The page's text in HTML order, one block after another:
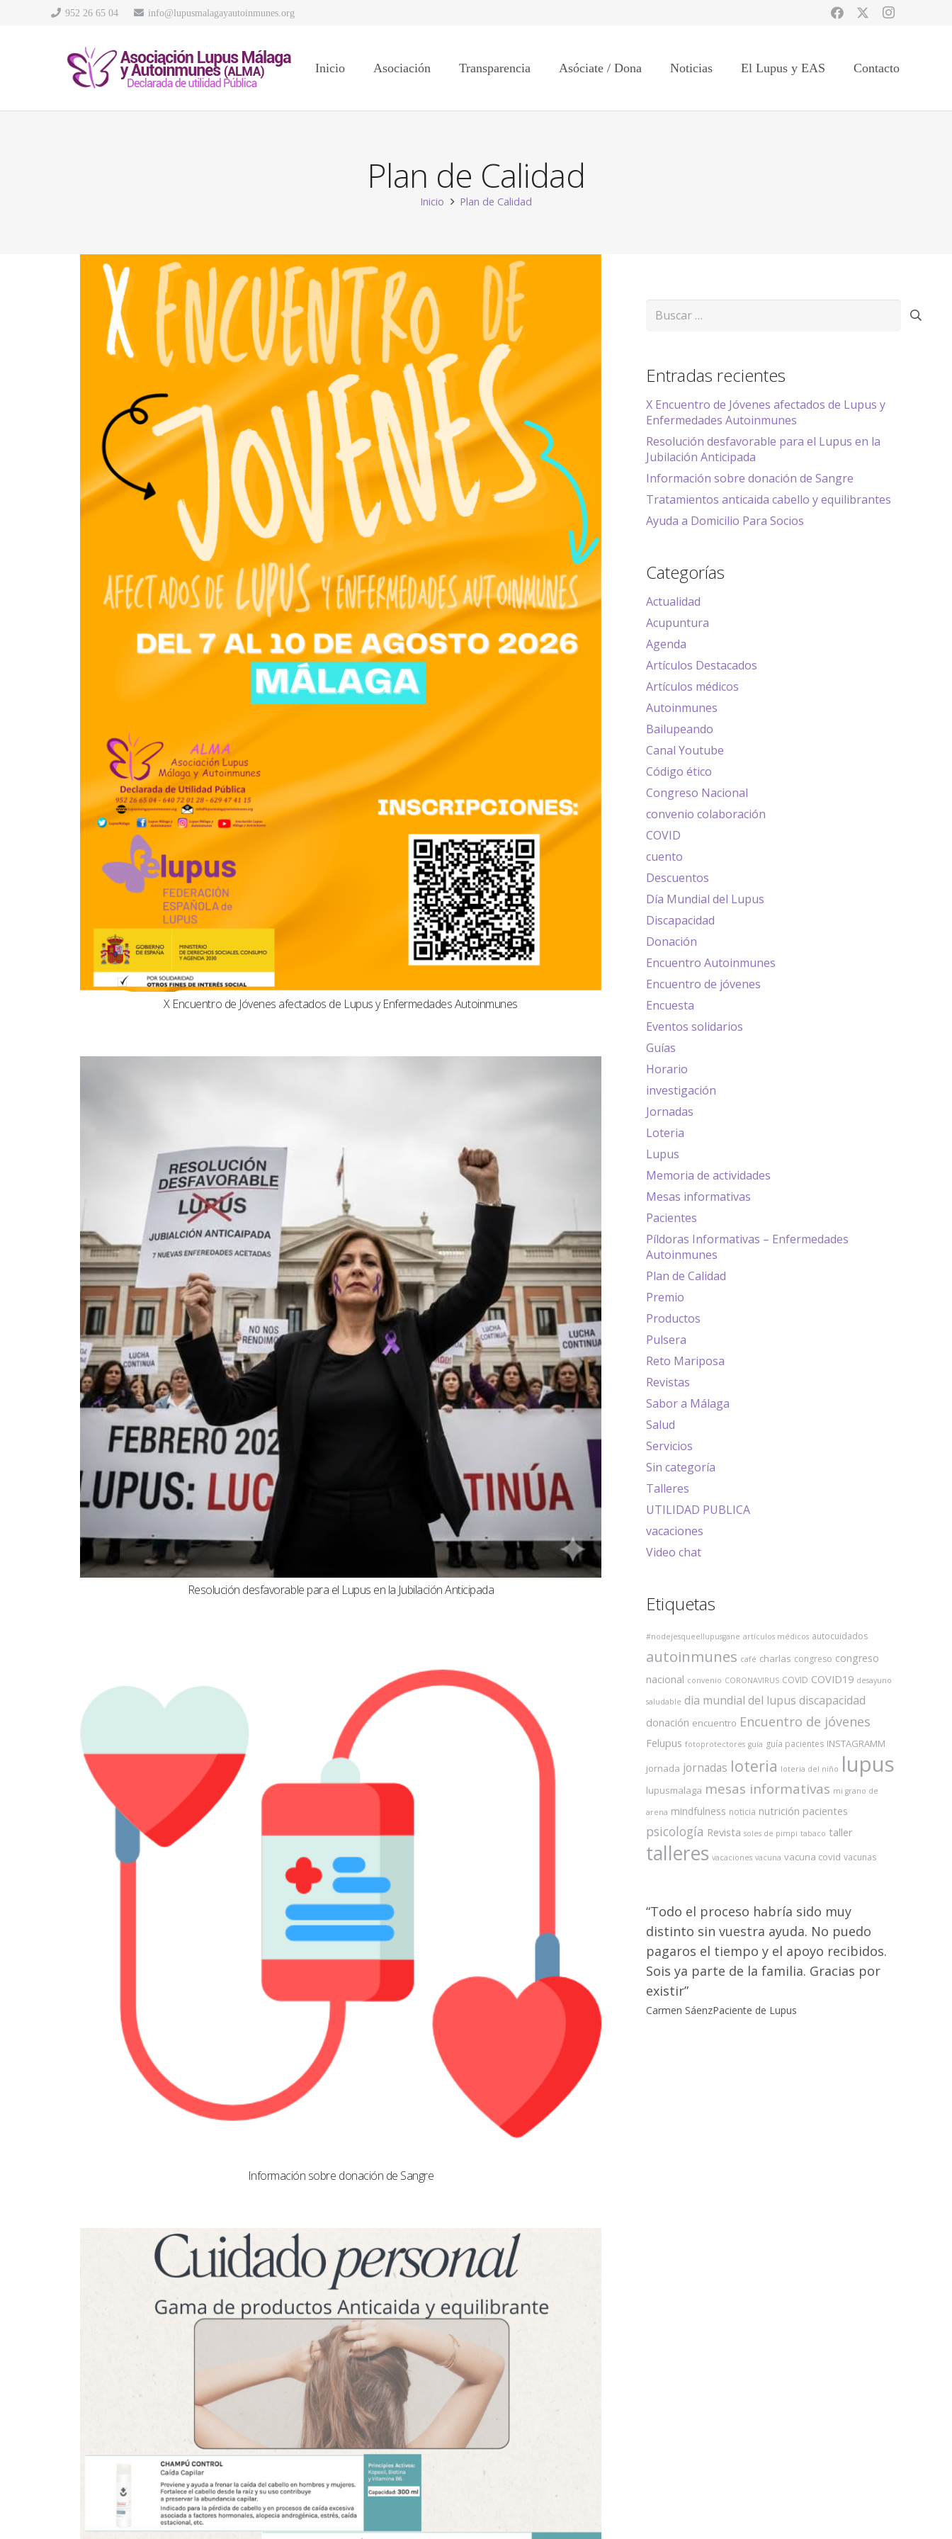
952 26 65 04 info@lupusmalagayautoinmunes.org
Inicio Asociación Transparencia Asóciate / Dona Noticias El Lupus y EAS Contacto
Plan de Calidad
Inicio Plan de Calidad
X Encuentro de Jóvenes afectados de Lupus y Enfermedades Autoinmunes
Resolución desfavorable para el Lupus en la Jubilación Anticipada
Información sobre donación de Sangre
Buscar:
Entradas recientes
X Encuentro de Jóvenes afectados de Lupus y
Enfermedades Autoinmunes
Resolución desfavorable para el Lupus en la
Jubilación Anticipada
Información sobre donación de Sangre
Tratamientos anticaida cabello y equilibrantes
Ayuda a Domicilio Para Socios
Categorías
Actualidad
Acupuntura
Agenda
Artículos Destacados
Artículos médicos
Autoinmunes
Bailupeando
Canal Youtube
Código ético
Congreso Nacional
convenio colaboración
COVID
cuento
Descuentos
Día Mundial del Lupus
Discapacidad
Donación
Encuentro Autoinmunes
Encuentro de jóvenes
Encuesta
Eventos solidarios
Guías
Horario
investigación
Jornadas
Loteria
Lupus
Memoria de actividades
Mesas informativas
Pacientes
Píldoras Informativas – Enfermedades
Autoinmunes
Plan de Calidad
Premio
Productos
Pulsera
Reto Mariposa
Revistas
Sabor a Málaga
Salud
Servicios
Sin categoría
Talleres
UTILIDAD PUBLICA
vacaciones
Video chat
Etiquetas
#nodejesqueellupusgane artículos médicos autocuidados
autoinmunes café charlas congreso congreso
nacional convenio CORONAVIRUS COVID COVID19 desayuno
saludable dia mundial del lupus discapacidad
donación encuentro Encuentro de jóvenes
Felupus fotoprotectores guía guía pacientes INSTAGRAMM
jornada jornadas loteria loteria del niño lupus
lupusmalaga mesas informativas mi grano de
arena mindfulness noticia nutrición pacientes
psicología Revista soles de pimpi tabaco taller
talleres vacaciones vacuna vacuna covid vacunas
Todo el proceso habría sido muy
distinto sin vuestra ayuda. No puedo
pagaros el tiempo y el apoyo recibidos.
Sois ya parte de la familia. Gracias por
existir
Carmen SáenzPaciente de Lupus